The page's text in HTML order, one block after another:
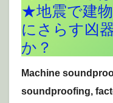
★地震で建
にさらす凶
か？
Machine
soundproofing,